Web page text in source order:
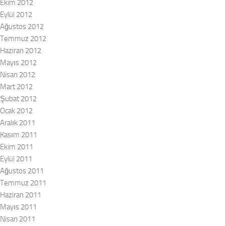
Ekim 2012
Eylül 2012
Ağustos 2012
Temmuz 2012
Haziran 2012
Mayıs 2012
Nisan 2012
Mart 2012
Şubat 2012
Ocak 2012
Aralık 2011
Kasım 2011
Ekim 2011
Eylül 2011
Ağustos 2011
Temmuz 2011
Haziran 2011
Mayıs 2011
Nisan 2011